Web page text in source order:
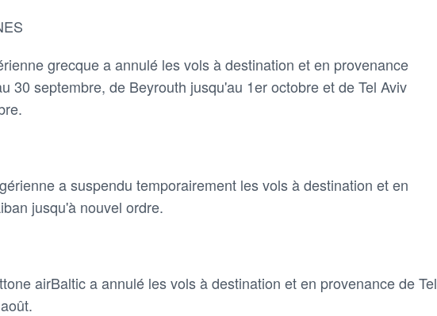
grecque a annulé les vols à destination et en provenance
30 septembre, de Beyrouth jusqu'au 1er octobre et de Tel Aviv
a suspendu temporairement les vols à destination et en
jusqu'à nouvel ordre.
airBaltic a annulé les vols à destination et en provenance de Tel